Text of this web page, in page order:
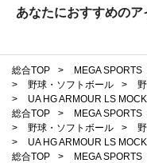
あなたにおすすめのア
総合TOP > MEGA SPORTS
>
野球・ソフトボール >
>
UA HG ARMOUR LS
総合TOP
> MEGA SPORTS
>
野球・ソフトボール >
>
UA HG ARMOUR LS
総合TOP
> MEGA SPORTS